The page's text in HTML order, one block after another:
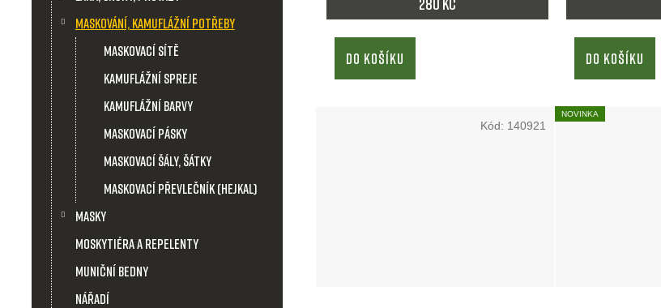
Maskování, kamuflážní potřeby
Maskovací sítě
Kamuflážní spreje
Kamuflážní barvy
Maskovací pásky
Maskovací šály, šátky
Maskovací převlečník (Hejkal)
Masky
Moskytiéra a repelenty
Muniční bedny
Nářadí
DO KOŠÍKU DO KOŠÍKU
Kód: 140921
NOVINKA